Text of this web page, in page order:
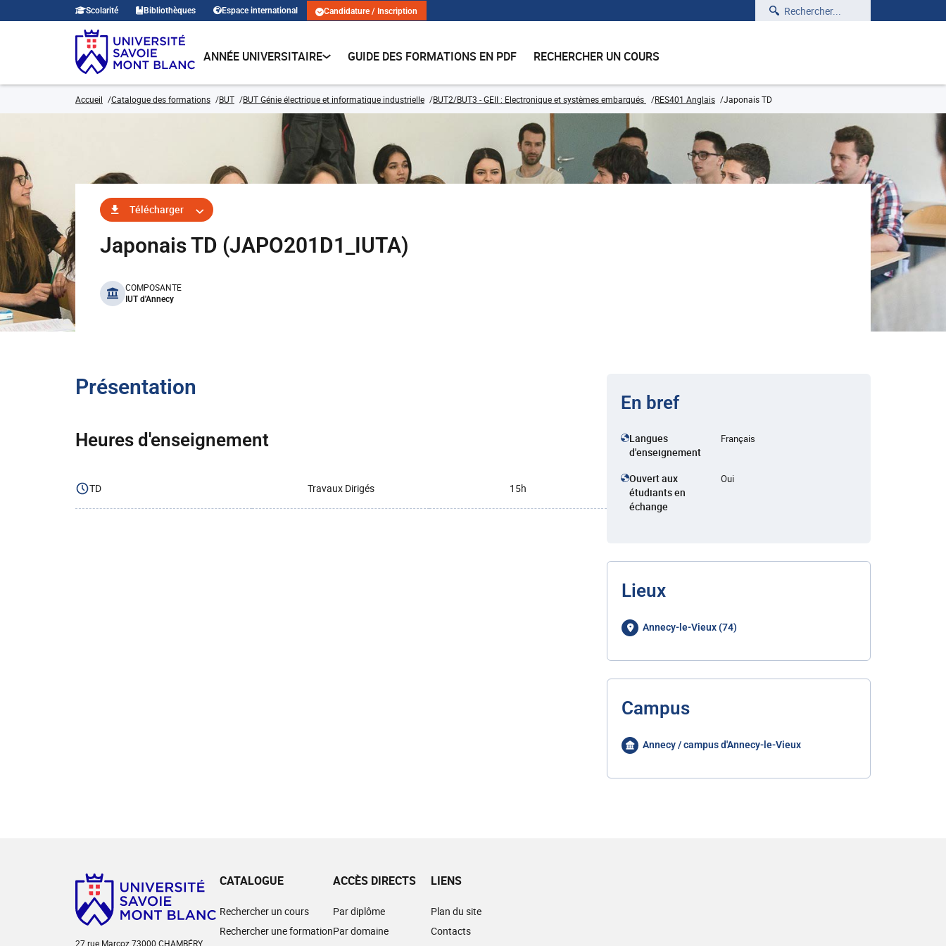
Scolarité Bibliothèques Espace international Candidature / Inscription Rechercher
ANNÉE UNIVERSITAIRE GUIDE DES FORMATIONS EN PDF RECHERCHER UN COURS
Accueil Catalogue des formations BUT BUT Génie électrique et informatique industrielle BUT2/BUT3 - GEII : Electronique et systèmes embarqués RES401 Anglais Japonais TD
Télécharger
Japonais TD (JAPO201D1_IUTA)
benefits
COMPOSANTE
IUT d'Annecy
Présentation
Heures d'enseignement
TD Travaux Dirigés 15h
En bref
Langues
d'enseignement
Français
Ouvert aux
étudiants en
échange
Oui
Lieux
Annecy-le-Vieux (74)
Campus
Annecy / campus d'Annecy-le-Vieux
27 rue Marcoz 73000 CHAMBÉRY
CATALOGUE
Rechercher un cours
Rechercher une formation
ACCÈS DIRECTS
Par diplôme
Par domaine
LIENS
Plan du site
Contacts